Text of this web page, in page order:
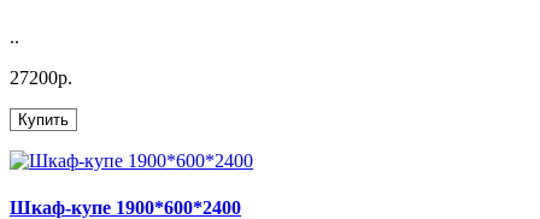
..
27200р.
Купить
Шкаф-купе 1900*600*2400